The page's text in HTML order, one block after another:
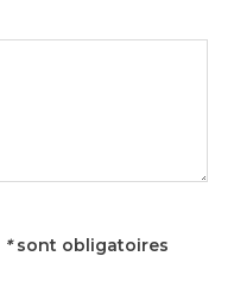
*sont obligatoires